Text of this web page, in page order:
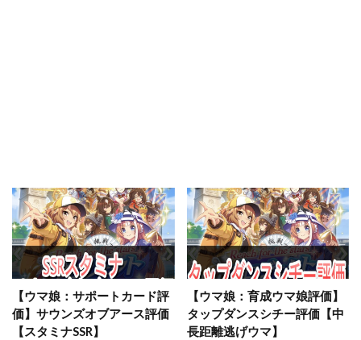
【ウマ娘：サポートカード評
価】サウンズオブアース評価
【スタミナSSR】
【ウマ娘：育成ウマ娘評価】
タップダンスシチー評価【中
長距離逃げウマ】